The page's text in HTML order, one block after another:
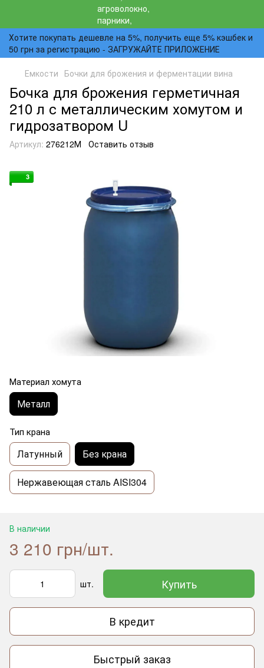
Хотите покупать дешевле на 5%, получить еще 5% кэшбек и
50 грн за регистрацию - ЗАГРУЖАЙТЕ ПРИЛОЖЕНИЕ
Емкости Бочки для брожения и ферментации вина
Бочка для брожения герметичная
210 л с металлическим хомутом и
гидрозатвором U
Артикул: 276212М Оставить отзыв
3
Материал хомута
Металл
Тип крана
Латунный Без крана
Нержавеющая сталь AISI304
В наличии
3 210 грн/шт.
шт. Купить
В кредит
Быстрый заказ